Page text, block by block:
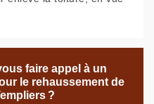
faire appel à un
le rehaussement de
?